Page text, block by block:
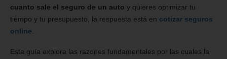
cuanto sale el seguro de un auto y quieres optimizar tu
tiempo y tu presupuesto, la respuesta está en cotizar seguros
online.
Esta guía explora las razones fundamentales por las cuales la